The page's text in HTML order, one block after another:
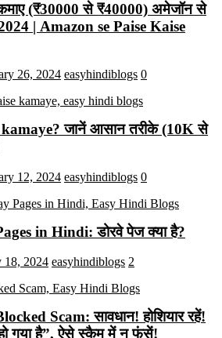
(₹30000 से ₹40000) अमेजॉन से
| Amazon se Paise Kaise
26, 2024 easyhindiblogs 0
kamaye? जानें आसान तरीके (10K से
12, 2024 easyhindiblogs 0
in Hindi: डोरवे पेज क्या है?
18, 2024 easyhindiblogs 2
Scam: सावधान! होशियार रहें!
गया है”, ऐसे स्कैम में न फंसें!